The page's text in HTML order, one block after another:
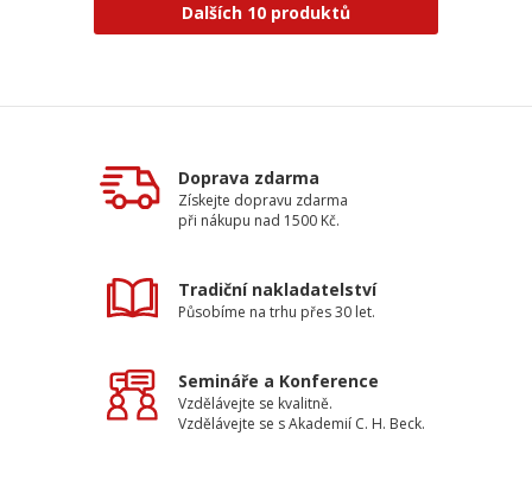
Dalších 10 produktů
Doprava zdarma
Získejte dopravu zdarma
při nákupu nad 1500 Kč.
Tradiční nakladatelství
Působíme na trhu přes 30 let.
Semináře a Konference
Vzdělávejte se kvalitně.
Vzdělávejte se s Akademií C. H. Beck.